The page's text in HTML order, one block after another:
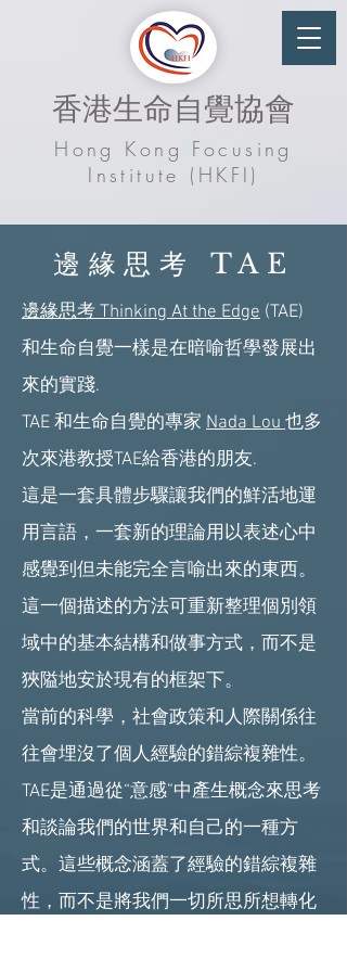
香港生命自覺協會
Hong Kong Focusing
Institute (HKFI)
邊緣思考 TAE
邊緣思考 Thinking At the Edge (TAE)
和生命自覺一樣是在暗喻哲學發展出
來的實踐.
TAE 和生命自覺的專家 Nada Lou也多
次來港教授TAE給香港的朋友.
這是一套具體步驟讓我們的鮮活地運
用言語，一套新的理論用以表述心中
感覺到但未能完全言喻出來的東西。
這一個描述的方法可重新整理個別領
域中的基本結構和做事方式，而不是
狹隘地安於現有的框架下。
當前的科學，社會政策和人際關係往
往會埋沒了個人經驗的錯綜複雜性。
TAE是通過從“意感”中產生概念來思考
和談論我們的世界和自己的一種方
式。這些概念涵蓋了經驗的錯綜複雜
性，而不是將我們一切所思所想轉化